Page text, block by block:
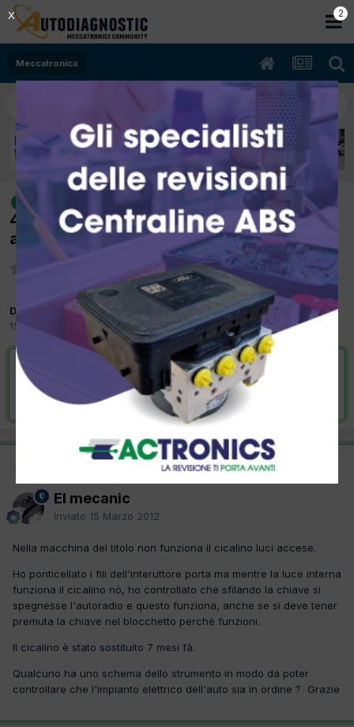
Meccatronica
risolto
[Polo 1.9 SDI 05/2000 1896cc AGD
47Kw Diesel] Non funziona il cicalino luci
accese
Da El mecanic
15 Marzo 2012
in Meccatronica
VAI ALLA SOLUZIONE
Risolta da El mecanic, 15 Marzo 2012
SOLUZIONE
El mecanic
Inviato 15 Marzo 2012
Nella macchina del titolo non funziona il cicalino luci accese.
Ho ponticellato i fili dell'interuttore porta ma mentre la luce interna
funziona il cicalino nò, ho controllato che sfilando la chiave si
spegnesse l'autoradio e questo funziona, anche se si deve tener
premuta la chiave nel blocchetto perchè funzioni.
Il cicalino è stato sostituito 7 mesi fà.
Qualcuno ha uno schema dello strumento in modo da poter
controllare che l'impianto elettrico dell'auto sia in ordine ? Grazie
1
X